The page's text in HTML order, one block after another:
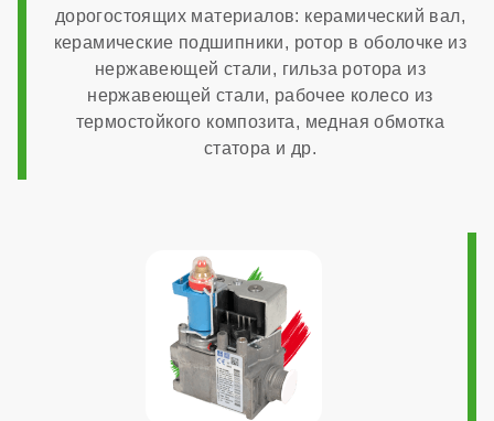
дорогостоящих материалов: керамический вал,
керамические подшипники, ротор в оболочке из
нержавеющей стали, гильза ротора из
нержавеющей стали, рабочее колесо из
термостойкого композита, медная обмотка
статора и др.